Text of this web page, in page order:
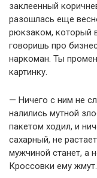
заклеенный
разошлась еще
рюкзаком, который
говоришь про
наркоман. Ты
картинку.
— Ничего с ним не
налились мутной
пакетом ходил, и
сахарный, не
мужчиной станет, а
Кроссовки ему